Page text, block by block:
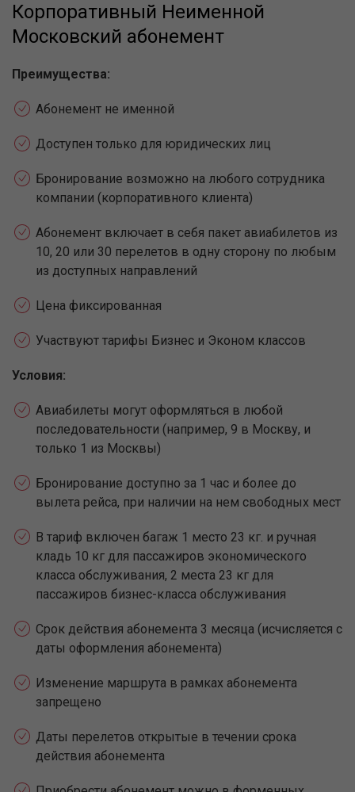
Корпоративный Неименной
Московский абонемент
Преимущества:
Абонемент не именной
Доступен только для юридических лиц
Бронирование возможно на любого сотрудника
компании (корпоративного клиента)
Абонемент включает в себя пакет авиабилетов из
10, 20 или 30 перелетов в одну сторону по любым
из доступных направлений
Цена фиксированная
Участвуют тарифы Бизнес и Эконом классов
Условия:
Авиабилеты могут оформляться в любой
последовательности (например, 9 в Москву, и
только 1 из Москвы)
Бронирование доступно за 1 час и более до
вылета рейса, при наличии на нем свободных мест
В тариф включен багаж 1 место 23 кг. и ручная
кладь 10 кг для пассажиров экономического
класса обслуживания, 2 места 23 кг для
пассажиров бизнес-класса обслуживания
Срок действия абонемента 3 месяца (исчисляется с
даты оформления абонемента)
Изменение маршрута в рамках абонемента
запрещено
Даты перелетов открытые в течении срока
действия абонемента